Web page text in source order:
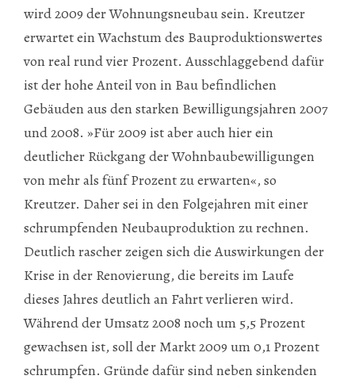
wird 2009 der Wohnungsneubau sein. Kreutzer
erwartet ein Wachstum des Bauproduktionswertes
von real rund vier Prozent. Ausschlaggebend dafür
ist der hohe Anteil von in Bau befindlichen
Gebäuden aus den starken Bewilligungsjahren 2007
und 2008. »Für 2009 ist aber auch hier ein
deutlicher Rückgang der Wohnbaubewilligungen
von mehr als fünf Prozent zu erwarten«, so
Kreutzer. Daher sei in den Folgejahren mit einer
schrumpfenden Neubauproduktion zu rechnen.
Deutlich rascher zeigen sich die Auswirkungen der
Krise in der Renovierung, die bereits im Laufe
dieses Jahres deutlich an Fahrt verlieren wird.
Während der Umsatz 2008 noch um 5,5 Prozent
gewachsen ist, soll der Markt 2009 um 0,1 Prozent
schrumpfen. Gründe dafür sind neben sinkenden